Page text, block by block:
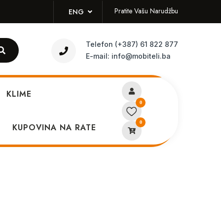
ENG Pratite Vašu Narudžbu
Telefon (+387) 61 822 877
E-mail: info@mobiteli.ba
KLIME
KUPOVINA NA RATE
0
0
PRO A3